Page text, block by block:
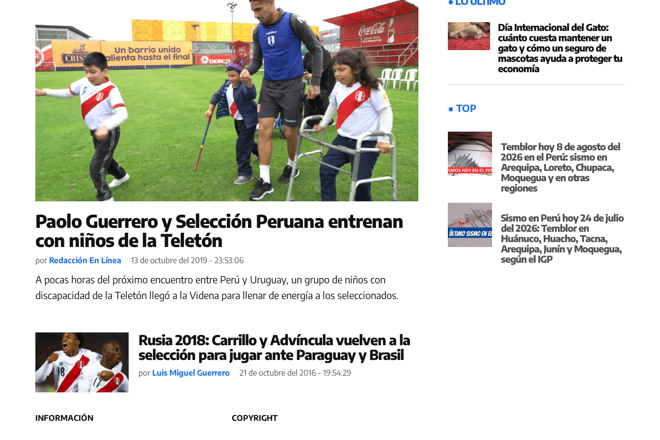
Paolo Guerrero y Selección Peruana entrenan
con niños de la Teletón
por Redacción En Línea 13 de octubre del 2019 - 23:53:06
A pocas horas del próximo encuentro entre Perú y Uruguay, un grupo de niños con
discapacidad de la Teletón llegó a la Videna para llenar de energía a los seleccionados.
Rusia 2018: Carrillo y Advíncula vuelven a la
selección para jugar ante Paraguay y Brasil
por Luis Miguel Guerrero 21 de octubre del 2016 - 19:54:29
Día Internacional del Gato:
cuánto cuesta mantener un
gato y cómo un seguro de
mascotas ayuda a proteger tu
economía
● TOP
Temblor hoy 8 de agosto del
2026 en el Perú: sismo en
Arequipa, Loreto, Chupaca,
Moquegua y en otras
regiones
Sismo en Perú hoy 24 de julio
del 2026: Temblor en
Huánuco, Huacho, Tacna,
Arequipa, Junín y Moquegua,
según el IGP
INFORMACIÓN COPYRIGHT